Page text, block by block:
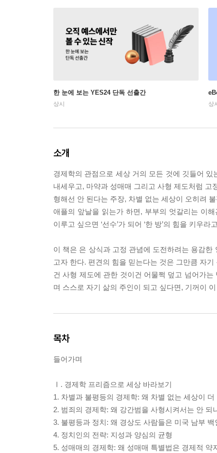
한 눈에 보는 YES24 단독 선출간
상시 상
소개
경제학의 관점으로 세상 거의 모든 것에 깃들어
내세우고, 마약과 성매매 그리고 사형 제도처럼
형해선 안 된다는 주장, 차별 없는 세상이 오히려
애플의 앞날을 읽는가 하면, 부부의 엇갈리는 이
이루고 싶으면 ‘선수’가 되어 ‘한 방’의 힘을 키우라
이 책은 은 상식과 고정 관념에 도전하려는 용감한
고자 한다. 편견의 힘을 믿는다는 것은 그만큼 자
건 사형 제도에 관한 것이건 어물쩍 덮고 넘어가
며 스스로 자기 삶의 주인이 되고 싶다면, 기꺼이
목차
들어가며
Ⅰ. 경제학 프리즘으로 세상 바라보기
1. 차별과 불평등의 경제학: 왜 차별 없는 세상이 더
2. 범죄의 경제학: 왜 강간범을 사형시켜서는 안 되
3. 불평등과 정치: 왜 경상도 사람들은 미국 남부
4. 정치인의 전략: 지성과 양심의 균형
5. 성매매의 경제학: 왜 성매매 특별법은 경제적 약